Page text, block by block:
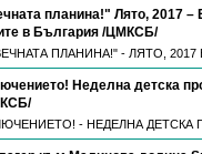
планина!" Лято, 2017
в България /ЦМКСБ/
ПЛАНИНА!" - ЛЯТО,
Неделна детска
- НЕДЕЛНА ДЕТСКА